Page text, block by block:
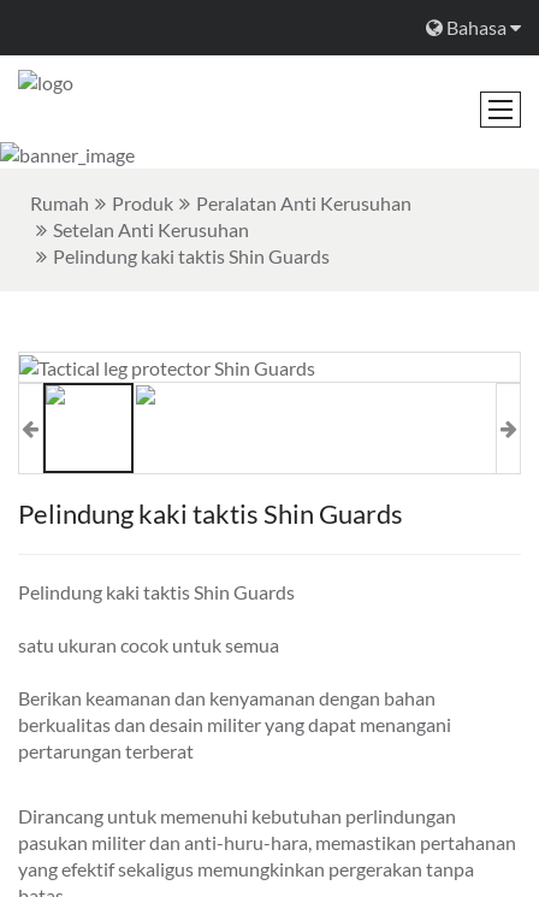
Bahasa
Rumah Produk
Peralatan Anti Kerusuhan
Setelan Anti Kerusuhan
Pelindung kaki taktis Shin Guards
Pelindung kaki taktis Shin Guards
Pelindung kaki taktis Shin Guards
satu ukuran cocok untuk semua
Berikan keamanan dan kenyamanan dengan bahan
berkualitas dan desain militer yang dapat menangani
pertarungan terberat
Dirancang untuk memenuhi kebutuhan perlindungan
pasukan militer dan anti-huru-hara, memastikan pertahanan
yang efektif sekaligus memungkinkan pergerakan tanpa